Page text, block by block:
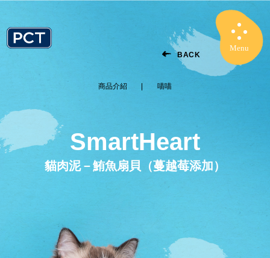
MenuClose
BACK
商品介紹 喵喵
SmartHeart
貓肉泥－鮪魚扇貝（蔓越莓添加）